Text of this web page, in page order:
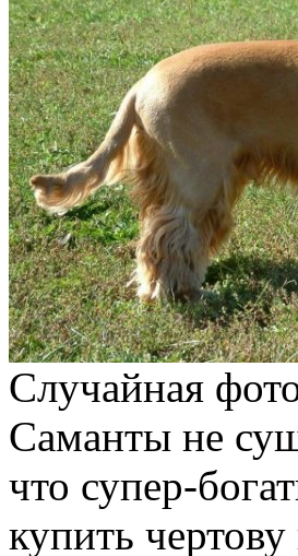
Случайная
Саманты не
что супер-
купить чертову